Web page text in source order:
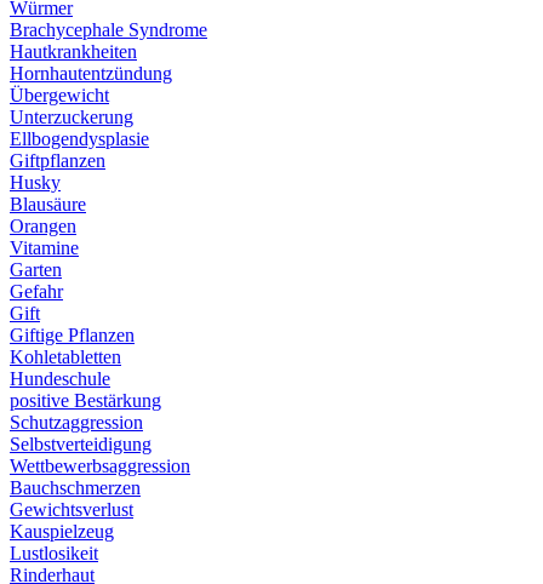
Würmer
Brachycephale Syndrome
Hautkrankheiten
Hornhautentzündung
Übergewicht
Unterzuckerung
Ellbogendysplasie
Giftpflanzen
Husky
Blausäure
Orangen
Vitamine
Garten
Gefahr
Gift
Giftige Pflanzen
Kohletabletten
Hundeschule
positive Bestärkung
Schutzaggression
Selbstverteidigung
Wettbewerbsaggression
Bauchschmerzen
Gewichtsverlust
Kauspielzeug
Lustlosikeit
Rinderhaut